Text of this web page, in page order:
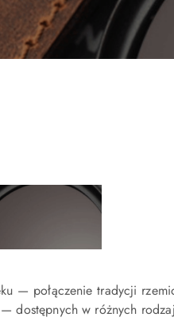
— połączenie tradycji
dostępnych w różnych